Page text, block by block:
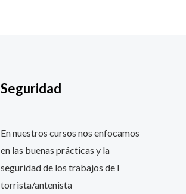
Seguridad
En nuestros cursos nos enfocamos
en las buenas prácticas y la
seguridad de los trabajos de l
torrista/antenista